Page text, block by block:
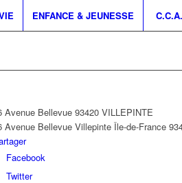
ENFANCE & JEUNESSE
Avenue Bellevue 93420 VILLEPINTE
Avenue Bellevue Villepinte Île-de-France
Facebook
Twitter